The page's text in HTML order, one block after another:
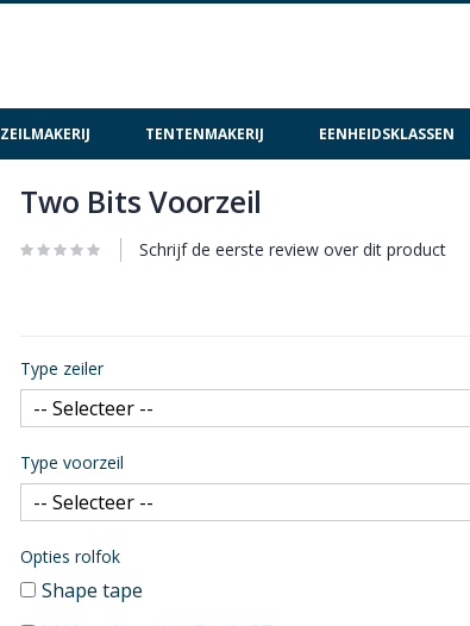
ZEILMAKERIJ TENTENMAKERIJ EENHEIDSKLASSEN
naar
het
gallerij
Two Bits Voorzeil
Schrijf de eerste review over dit product
Type zeiler
Type voorzeil
Opties rolfok
Shape tape